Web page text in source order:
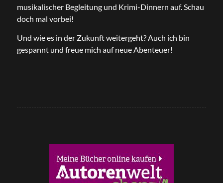
musikalischer Begleitung und Krimi-Dinnern auf. Schau
doch mal vorbei!
Und wie es in der Zukunft weitergeht? Auch ich bin
gespannt und freue mich auf neue Abenteuer!